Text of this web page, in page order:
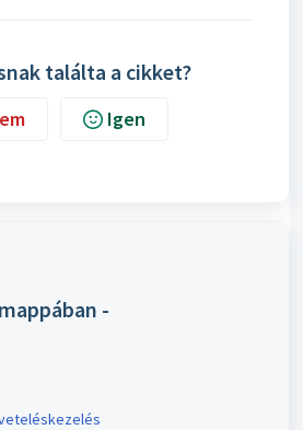
találta a cikket?
Igen
-